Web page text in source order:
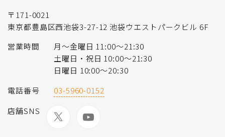
〒171-0021
東京都豊島区西池袋3-27-12 池袋ウエストパークビル 6F
営業時間
月〜金曜日 11:00〜21:30
土曜日・祝日 10:00〜21:30
日曜日 10:00〜20:30
電話番号
03-5960-0152
店舗SNS